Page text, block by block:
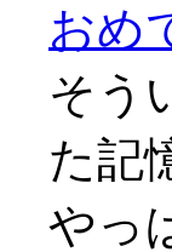
おめ
そう
た記
やっ